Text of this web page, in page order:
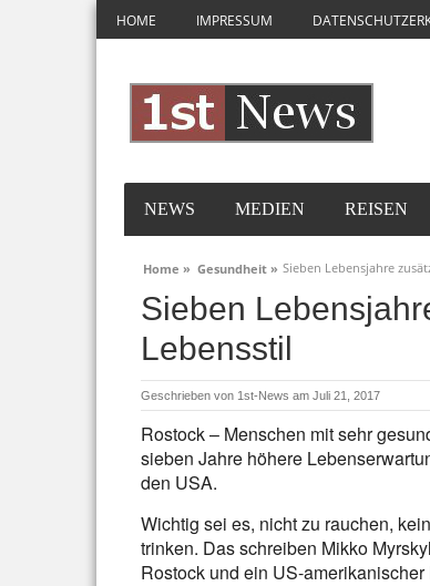
HOME IMPRESSUM
NEWS MEDIEN REISEN
Home » Gesundheit » Sieben Lebensjahre
Sieben
Lebensstil
Geschrieben von 1st-News am Juli 21, 2017
Rostock – Menschen mit sehr
sieben Jahre höhere
den USA.
Wichtig sei es, nicht zu rauchen,
trinken. Das schreiben Mikko
Rostock und ein US-